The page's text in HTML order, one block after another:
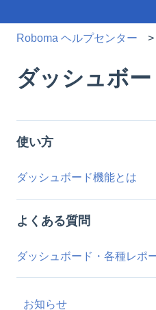
Roboma ヘルプセンター
ダッシュボー
使い方
ダッシュボード機能とは
よくある質問
ダッシュボード・各種レポ
お知らせ